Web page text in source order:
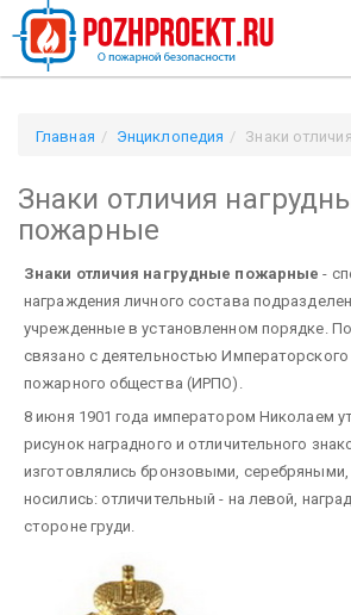
Главная Энциклопедия
Знаки
Знаки отличия
пожарные
Знаки отличия нагрудные пожарные -
награждения личного состава
учрежденные в установленном порядке.
связано с деятельностью Императорского
пожарного общества (ИРПО).
8 июня 1901 года императором Николаем
рисунок наградного и отличительного
изготовлялись бронзовыми,
носились: отличительный - на левой,
стороне груди.